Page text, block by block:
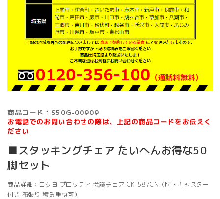
商品コード：S50G-00909
お電話でのお問い合わせの際は、上記の商品コードをお伝えく
ださい
■スタッキングチェア たいへんお得な50
脚セット
商品詳細：コクヨ プロッティ 会議チェア CK-587CN（肘・キャスター
付き 布張り 積み重ね可）